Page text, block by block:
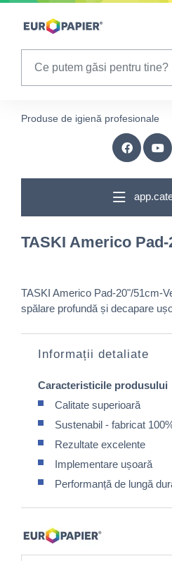
Table Of Content
Produse de igienă profesionale
TASKI Americo
TASKI Americo Pad-20"/51cm-
spălare profundă și decapare
Informații detaliate
Caracteristicile produsului
Calitate superioară
Sustenabil - fabricat
Rezultate excelente
Implementare ușoară
Performanță de lungă